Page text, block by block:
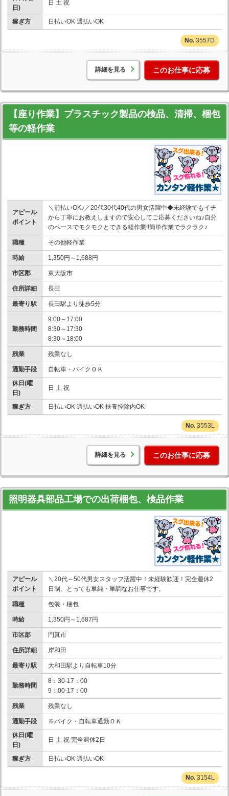
日)
日 土 祝
稼ぎ方 日払いOK 週払いOK
3557D
詳細を見る このお仕事に応募
【座り作業】プラスチック製品の検品、清掃、梱包
等の軽作業
アピール
ポイント
＼前払いOK♪／20代30代40代の男女活躍中◆未経験でもイチ
から丁寧にお教えしますので安心してご応募くださいね♪自分
のペースでモクモクとできる軽作業!!簡単作業でラクラク♪
職種 その他軽作業
時給 1,350円～1,688円
市区郡 東大阪市
住所詳細 長田
最寄り駅 長田駅より徒歩5分
勤務時間
9:00～17:00
8:30～17:30
8:30～18:00
残業 残業なし
通勤手段
自転車・バイクＯＫ
休日(曜
日)
日 土 祝
稼ぎ方 日払いOK 週払いOK 扶養控除内OK
3553L
詳細を見る このお仕事に応募
照明器具部品工場での出荷梱包、検品作業
アピール
ポイント
＼20代～50代男女スタッフ活躍中！未経験歓迎！完全週休2
日制、とっても単純・単調なお仕事です。
職種 包装・梱包
時給 1,350円～1,687円
市区郡 門真市
住所詳細 岸和田
最寄り駅 大和田駅より自転車10分
勤務時間
8：30-17：00
9：00-17：00
残業 残業なし
通勤手段
※バイク・自転車通勤ＯＫ
休日(曜
日)
日 土 祝 完全週休2日
稼ぎ方 日払いOK 週払いOK
3154L